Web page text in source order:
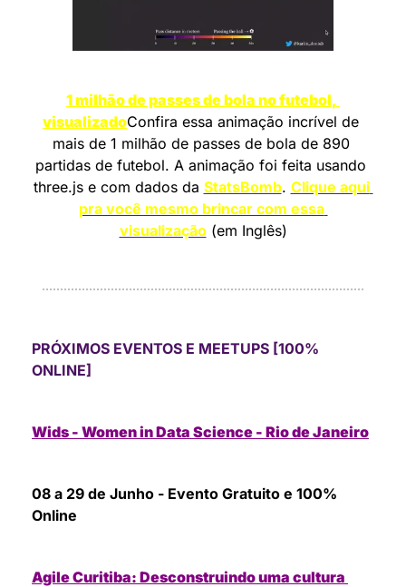
1 milhão de passes de bola no futebol,
visualizadoConfira essa animação incrível de
mais de 1 milhão de passes de bola de 890
partidas de futebol. A animação foi feita usando
three.js e com dados da StatsBomb. Clique aqui
pra você mesmo brincar com essa
visualização (em Inglês)
PRÓXIMOS EVENTOS E MEETUPS [100%
ONLINE]
Wids - Women in Data Science - Rio de Janeiro
08 a 29 de Junho - Evento Gratuito e 100%
Online
Agile Curitiba: Desconstruindo uma cultura